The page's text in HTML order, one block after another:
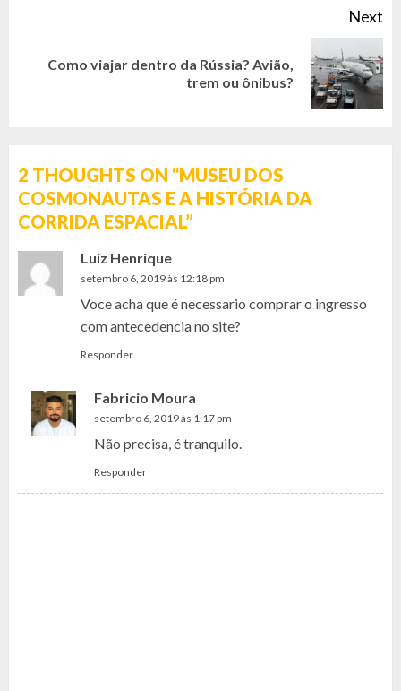
Next
NextComo viajar dentro da Rússia? Avião,
trem ou ônibus?
2 THOUGHTS ON “MUSEU DOS
COSMONAUTAS E A HISTÓRIA DA
CORRIDA ESPACIAL”
Luiz Henrique
setembro 6, 2019 às 12:18 pm
Voce acha que é necessario comprar o ingresso
com antecedencia no site?
Responder
Fabricio Moura
setembro 6, 2019 às 1:17 pm
Não precisa, é tranquilo.
Responder